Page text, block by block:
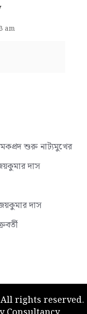
am
শুরু নাট্যমুখের
দাস
দাস
rights reserved.